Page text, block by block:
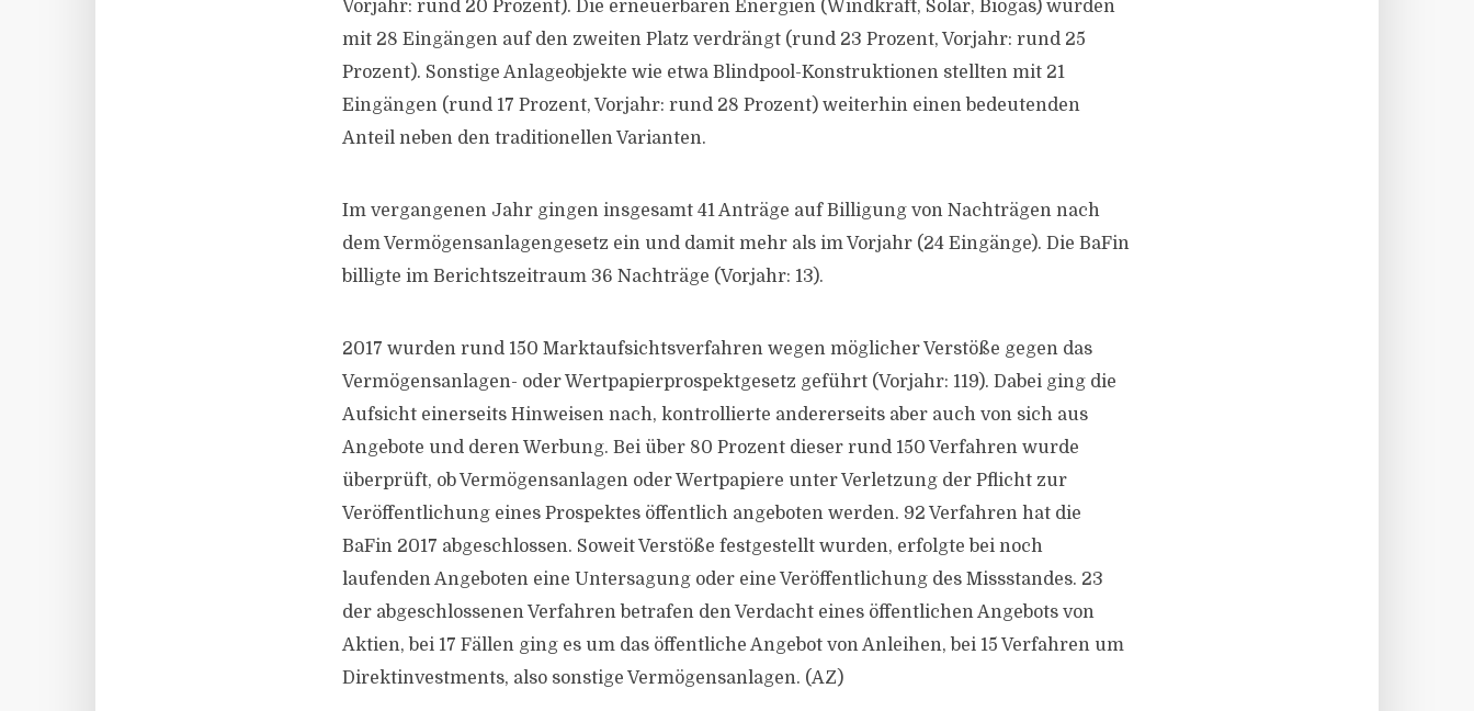
Vorjahr: rund 20 Prozent). Die erneuerbaren Energien (Windkraft, Solar, Biogas) wurden
mit 28 Eingängen auf den zweiten Platz verdrängt (rund 23 Prozent, Vorjahr: rund 25
Prozent). Sonstige Anlageobjekte wie etwa Blindpool-Konstruktionen stellten mit 21
Eingängen (rund 17 Prozent, Vorjahr: rund 28 Prozent) weiterhin einen bedeutenden
Anteil neben den traditionellen Varianten.
Im vergangenen Jahr gingen insgesamt 41 Anträge auf Billigung von Nachträgen nach
dem Vermögensanlagengesetz ein und damit mehr als im Vorjahr (24 Eingänge). Die BaFin
billigte im Berichtszeitraum 36 Nachträge (Vorjahr: 13).
2017 wurden rund 150 Marktaufsichtsverfahren wegen möglicher Verstöße gegen das
Vermögensanlagen- oder Wertpapierprospektgesetz geführt (Vorjahr: 119). Dabei ging die
Aufsicht einerseits Hinweisen nach, kontrollierte andererseits aber auch von sich aus
Angebote und deren Werbung. Bei über 80 Prozent dieser rund 150 Verfahren wurde
überprüft, ob Vermögensanlagen oder Wertpapiere unter Verletzung der Pflicht zur
Veröffentlichung eines Prospektes öffentlich angeboten werden. 92 Verfahren hat die
BaFin 2017 abgeschlossen. Soweit Verstöße festgestellt wurden, erfolgte bei noch
laufenden Angeboten eine Untersagung oder eine Veröffentlichung des Missstandes. 23
der abgeschlossenen Verfahren betrafen den Verdacht eines öffentlichen Angebots von
Aktien, bei 17 Fällen ging es um das öffentliche Angebot von Anleihen, bei 15 Verfahren um
Direktinvestments, also sonstige Vermögensanlagen. (AZ)